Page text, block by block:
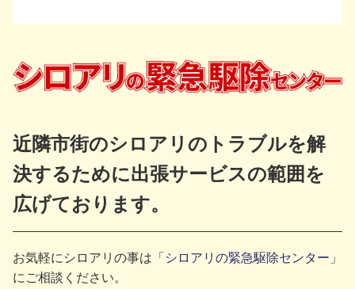
近隣市街のシロアリのトラブルを解
決するために出張サービスの範囲を
広げております。
お気軽にシロアリの事は 「シロアリの緊急駆除センター」
にご相談ください。